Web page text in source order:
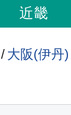
近畿
大阪(伊丹)